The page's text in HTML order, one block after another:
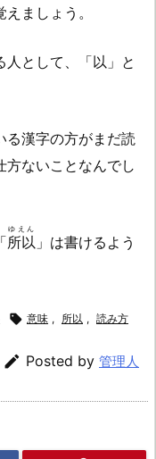
ましょう。
人として、「以」と
る漢字の方がまだ読
方ないことなんでし
所以
ゆえん
」は書けるよう
 意味 , 所以 , 読み方
 Posted by 管理人